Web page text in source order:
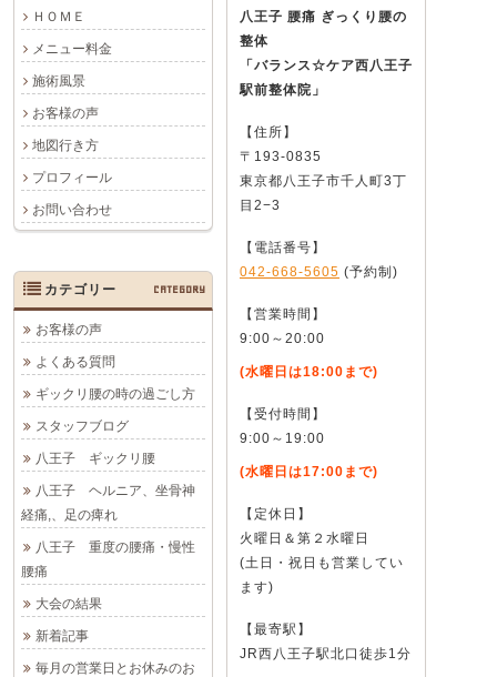
ＨＯＭＥ
メニュー料金
施術風景
お客様の声
地図行き方
プロフィール
お問い合わせ
八王子 腰痛 ぎっくり腰の
整体
「バランス☆ケア西八王子
駅前整体院」
【住所】
〒193-0835
東京都八王子市千人町3丁
目2−3
【電話番号】
042-668-5605 (予約制)
【営業時間】
9:00～20:00
(水曜日は18:00まで)
【受付時間】
9:00～19:00
(水曜日は17:00まで)
【定休日】
火曜日＆第２水曜日
(土日・祝日も営業してい
ます)
【最寄駅】
JR西八王子駅北口徒歩1分
カテゴリー CATEGORY
お客様の声
よくある質問
ギックリ腰の時の過ごし方
スタッフブログ
八王子 ギックリ腰
八王子 ヘルニア、坐骨神
経痛,、足の痺れ
八王子 重度の腰痛・慢性
腰痛
大会の結果
新着記事
毎月の営業日とお休みのお